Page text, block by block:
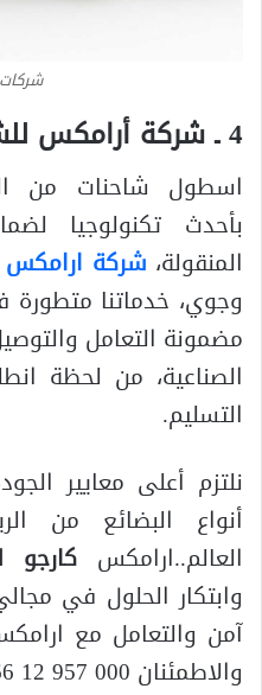
4 ـ شركة أرامكس للشحن:
اسطول شاحنات من
بأحدث تكنولوجيا
المنقولة، شركة ارامكس
وجوي، خدماتنا متطورة
مضمونة التعامل
الصناعية، من لحظة
التسليم.
نلتزم أعلى معايير
أنواع البضائع من
العالم..ارامكسكارجو
وابتكار الحلول في
آمن والتعامل مع
والاطمئنان 000 957 12 966.